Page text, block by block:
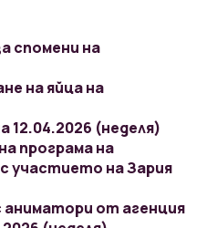
спомени на
на яйца на
12.04.2026 (неделя)
програма на
участието на Зария
аниматори от агенция